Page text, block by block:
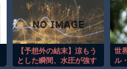
【予想外の結末】涼もう
とした瞬間、水圧が強す
世
ル